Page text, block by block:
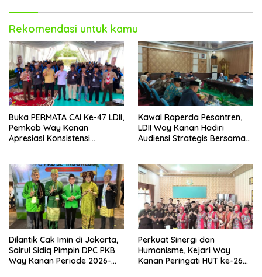
Rekomendasi untuk kamu
Buka PERMATA CAI Ke-47 LDII,
Pemkab Way Kanan
Apresiasi Konsistensi
Kawal Raperda Pesantren,
LDII Way Kanan Hadiri
Audiensi Strategis Bersama
Dilantik Cak Imin di Jakarta,
Sairul Sidiq Pimpin DPC PKB
Way Kanan Periode 2026-
Perkuat Sinergi dan
Humanisme, Kejari Way
Kanan Peringati HUT ke-26